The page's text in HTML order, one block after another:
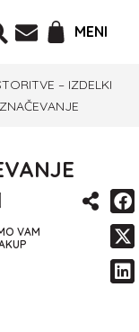
MENI
– IZDELKI
VAM